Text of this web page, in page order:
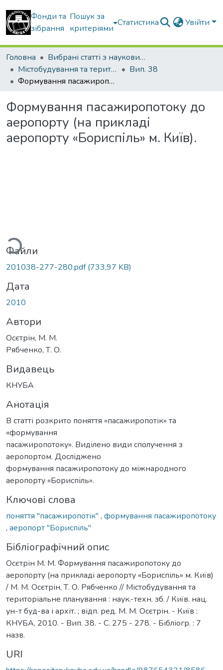
Фонди та
зібрання
Пошук за
критеріями
Статистика Увійти
Головна
Вибрані статті з наукових збірників КНУБА
Містобудування та територіальне планування
Вип. 38
Формування пасажиропотоку до аеропорту (на прикладі аеропорту «Бориспіль» м. Київ).
Формування пасажиропотоку до
аеропорту (на прикладі
аеропорту «Бориспіль» м. Київ).
Файли
201038-277-280.pdf(733,97 KB)
Дата
2010
Автори
Осєтрін, М. М.
Рябченко, Т. О.
Видавець
КНУБА
Анотація
В статті розкрито поняття «пасажиропотік» та
«формування
пасажиропотоку». Виділено види сполучення з
аеропортом. Досліджено
формування пасажиропотоку до міжнародного
аеропорту «Бориспіль».
Ключові слова
поняття "пасажиропотік" , формування пасажиропотоку
, аеропорт "Бориспіль"
Бібліографічний опис
Осєтрін М. М. Формування пасажиропотоку до
аеропорту (на прикладі аеропорту «Бориспіль» м. Київ)
/ М. М. Осєтрін, Т. О. Рябченко // Містобудування та
територіальне планування : наук.-техн. зб. / Київ. нац.
ун-т буд-ва і архіт. ; відп. ред. М. М. Осєтрін. - Київ :
КНУБА, 2010. - Вип. 38. - С. 275 - 278. - Бібліогр. : 7
назв.
URI